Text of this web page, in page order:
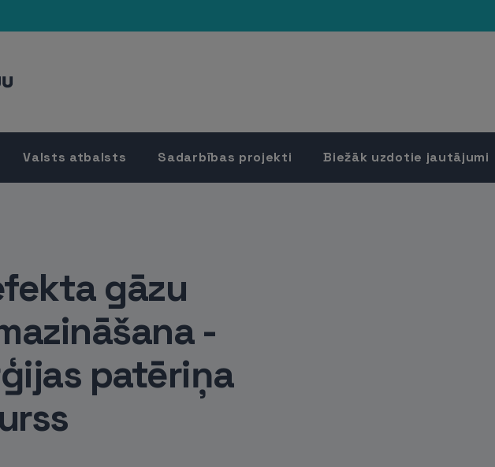
Valsts atbalsts Sadarbības projekti Biežāk uzdotie jautājumi
gāzu
-
patēriņa